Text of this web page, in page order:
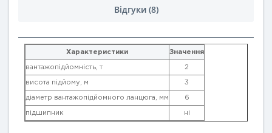
Відгуки (8)
Характеристики Значення
вантажопідйомність, т 2
висота підйому, м 3
діаметр вантажопідйомного ланцюга, мм 6
підшипник ні